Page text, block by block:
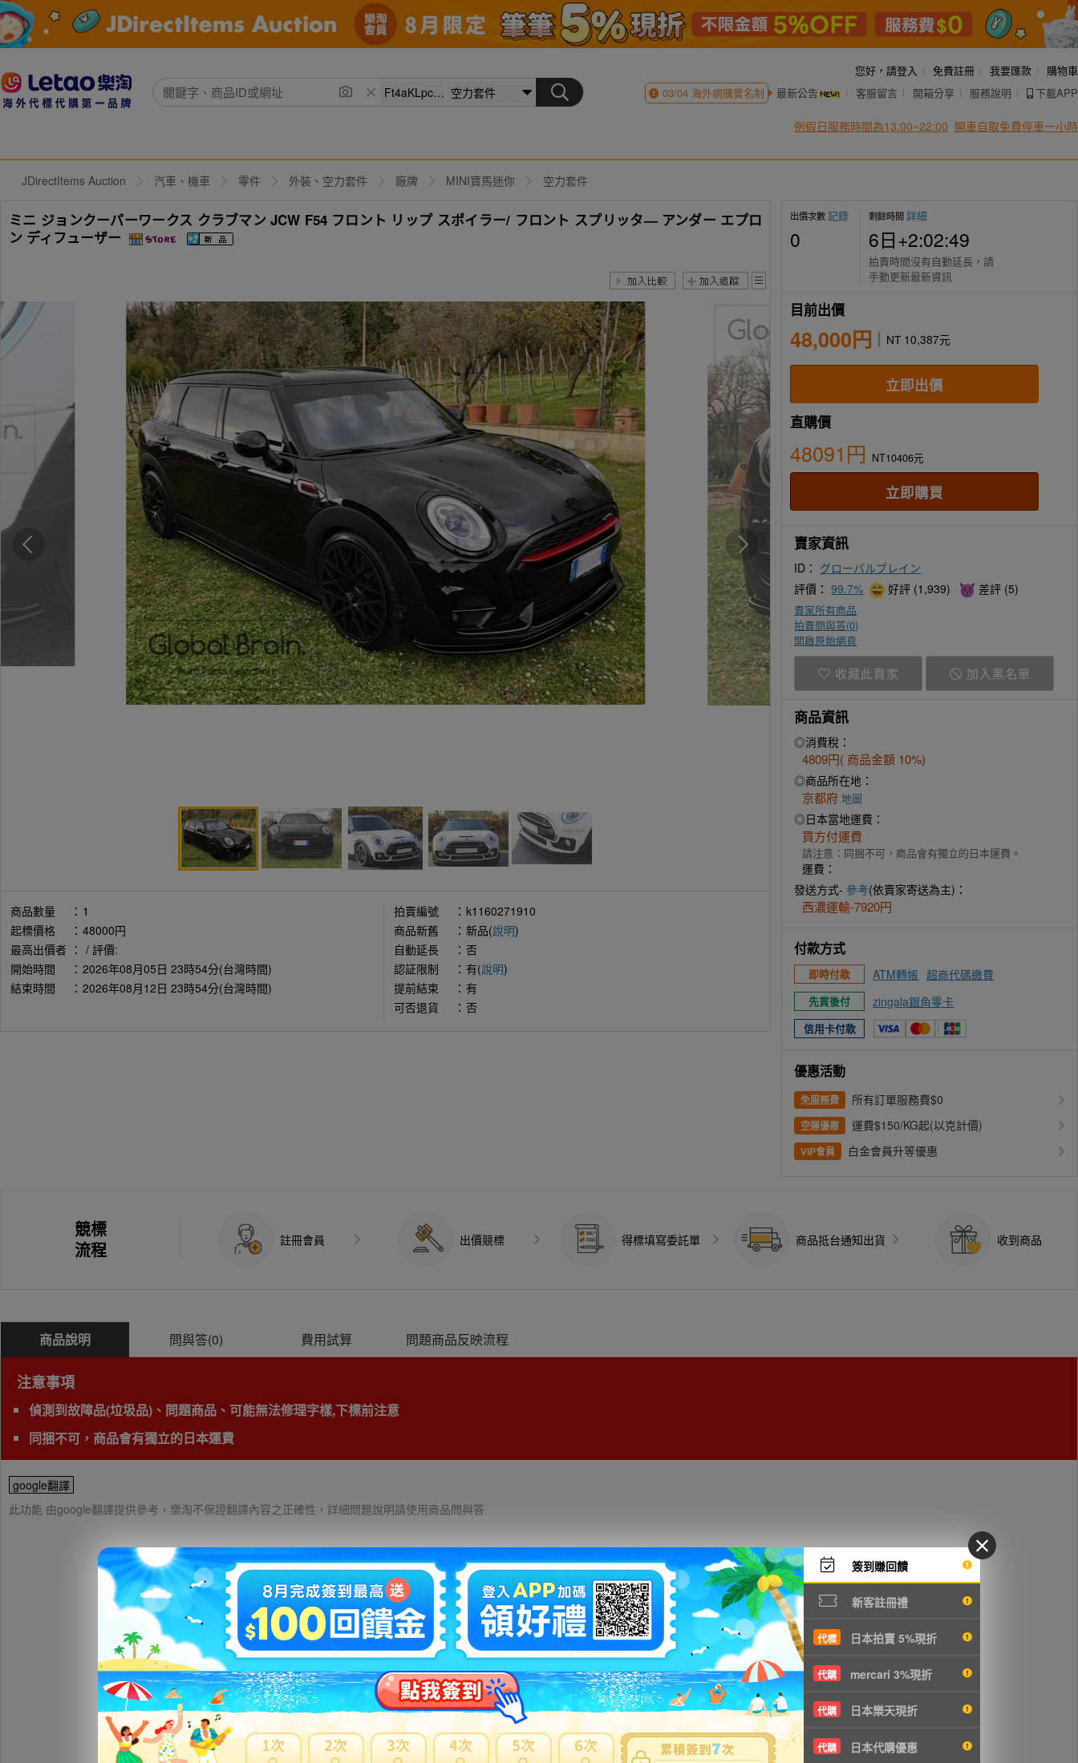
簽到賺回饋
新客註冊禮
代標 日本拍賣 5%現折
代購 mercari 3%現折
代購 日本樂天現折
代購 日本代購優惠
您好， 請登入 免費註冊 我要匯款
購物車
03/04海外網購實名制 最新公告 客服留言 開箱分享 服務說明 下載APP
例假日服務時間為13:00~22:00 開車自取免費停車一小時
JDirectItems Auction 汽車、機車 零件 外裝、空力套件 廠牌 MINI寶馬迷你 空力套件
ミニ ジョンクーパーワークス クラブマン JCW F54 フロント リップ スポイラー/ フロント スプリッタ― アンダー エプロ
ン ディフューザー
商品數量 ： 1
起標價格
： 48000円
最高出價者 ： / 評價:
開始時間
： 2026年08月05日 23時54分(台灣時間)
結束時間
： 2026年08月12日 23時54分(台灣時間)
拍賣編號 ： k1160271910
商品新舊
： 新品(說明)
自動延長
： 否
認証限制
： 有(說明)
提前結束
： 有
可否退貨
： 否
出價次數記錄
0
剩餘時間詳細
6日+2:02:48
拍賣時間沒有自動延長，請
手動更新最新資訊
目前出價
48,000円 NT 10,387元
直購價
48091円 NT10406元
賣家資訊
ID： グローバルブレイン
評價：99.7% 好評 (1,939) 差評 (5)
賣家所有商品
拍賣問與答(0)
開啟原始網頁
收藏此賣家 加入黑名單
商品資訊
◎消費稅：
4809円( 商品金額 10%)
◎商品所在地：
京都府 地圖
◎日本當地運費：
買方付運費
請注意：同捆不可，商品會有獨立的日本運費。
運費：
發送方式- 參考(依賣家寄送為主)：
西濃運輸-7920円
付款方式
即時付款 ATM轉帳 超商代碼繳費
先買後付 zingala銀角零卡
信用卡付款
優惠活動
免服務費 所有訂單服務費$0
空運優惠 運費$150/KG起(以克計價)
VIP會員 白金會員升等優惠
競標
流程
註冊會員 出價競標 得標填寫委託單 商品抵台通知出貨 收到商品
商品說明 問與答(0) 費用試算 問題商品反映流程
注意事項
偵測到故障品(垃圾品)、問題商品、可能無法修理字樣,下標前注意
同捆不可，商品會有獨立的日本運費
google翻譯
此功能 由google翻譯提供參考，樂淘不保證翻譯內容之正確性，詳細問題說明請使用商品問與答
ミニ ジョンクーパーワークス クラブマン JCW F54 フロント
リップ スポイラー
商品詳細
ご覧頂き誠に有難うございます。
ミニ ジョンクーパーワークス クラブマン JCW F54 フ
ロント リップ スポイラーです。
PL発の大手ボディキットメーカー製です。
支払詳細
YAHOO簡単決済
銀行振り込み不可
代引不可